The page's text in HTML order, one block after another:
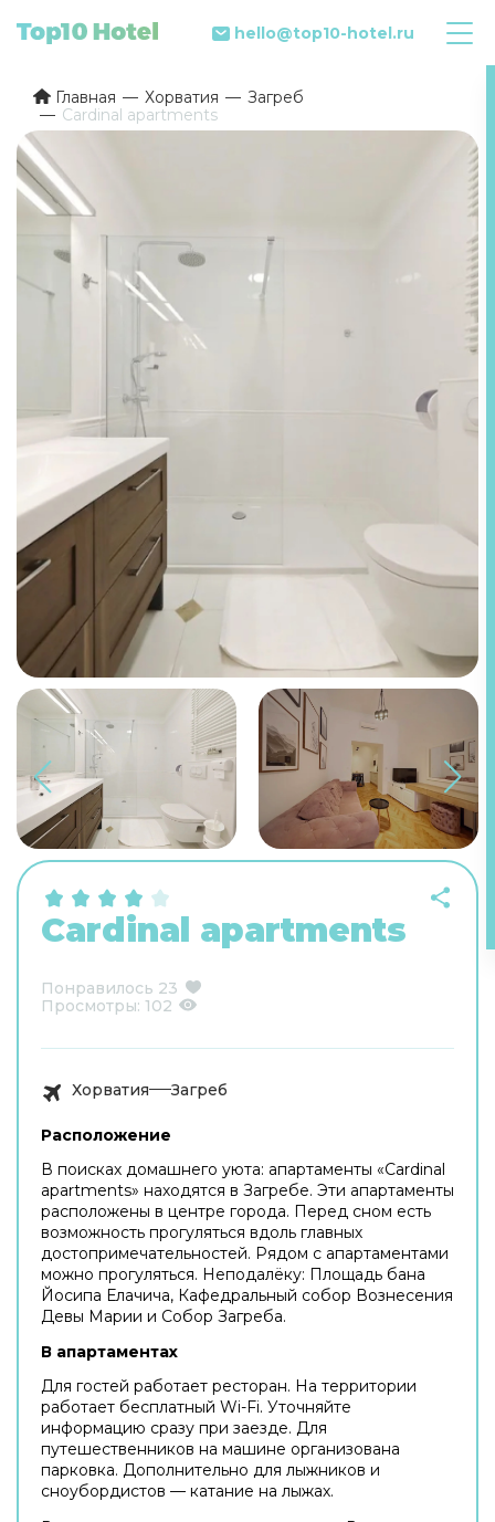
hello@top10-hotel.ru
Главная Хорватия
Загреб
Cardinal apartments
Cardinal apartments
Понравилось 23
Просмотры: 102
Хорватия Загреб
Расположение
В поисках домашнего уюта: апартаменты «Cardinal
apartments» находятся в Загребе. Эти апартаменты
расположены в центре города. Перед сном есть
возможность прогуляться вдоль главных
достопримечательностей. Рядом с апартаментами
можно прогуляться. Неподалёку: Площадь бана
Йосипа Елачича, Кафедральный собор Вознесения
Девы Марии и Собор Загреба.
В апартаментах
Для гостей работает ресторан. На территории
работает бесплатный Wi-Fi. Уточняйте
информацию сразу при заезде. Для
путешественников на машине организована
парковка. Дополнительно для лыжников и
сноубордистов — катание на лыжах.